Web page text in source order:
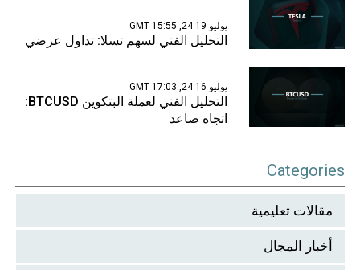
يوليو 19 24, 15:55 GMT
التحليل الفني لسهم تسلا: تداول عرضي
يوليو 16 24, 17:03 GMT
التحليل الفني لعملة البتكوين BTCUSD:
اتجاه صاعد
Categories
مقالات تعليمية
أخبار المجال